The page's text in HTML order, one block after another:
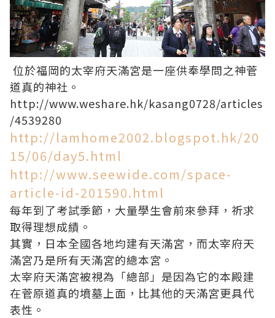
位於福岡的太宰府天滿宮是一座供奉學問之神菅
道真的神社。
http://www.weshare.hk/kasang0728/articles
/4539280
http://lamhome2002.blogspot.hk/20
15/06/day5.html
http://www.seewide.com/space-
article-id-201590.html
每年到了考試季節，大量學生會前來參拜，祈求
取得理想成績。
其實，日本全國各地均建有天滿宮，而太宰府天
滿宮乃是所有天滿宮的總本宮。
太宰府天滿宮被視為「總部」是因為它的本殿建
在菅原道真的墳墓上面，比其他的天滿宮更具代
表性。